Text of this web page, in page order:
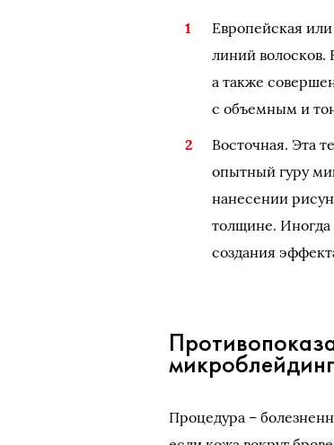
Европейская
линий волосков.
а также
с объемным и
Восточная. Эта
опытный гуру
нанесении
толщине. Иногда
создания
Процедура –